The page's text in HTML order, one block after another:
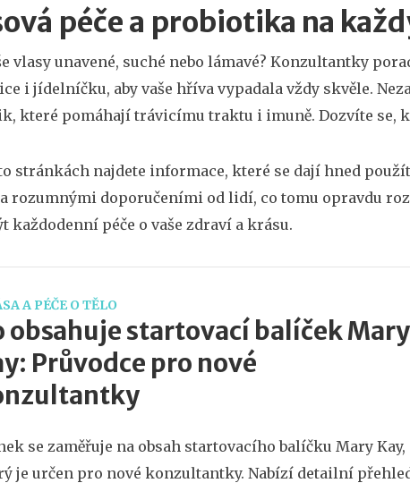
péče a probiotika na
vlasy unavené, suché nebo lámavé? Konzultantky
i jídelníčku, aby vaše hříva vypadala vždy skvěle.
které pomáhají trávicímu traktu i imuně. Dozvíte se,
stránkách najdete informace, které se dají hned
rozumnými doporučeními od lidí, co tomu opravdu
každodenní péče o vaše zdraví a krásu.
A PÉČE O TĚLO
obsahuje startovací balíček Mary
Průvodce pro nové
se zaměřuje na obsah startovacího balíčku Mary Kay,
je určen pro nové konzultantky. Nabízí detailní